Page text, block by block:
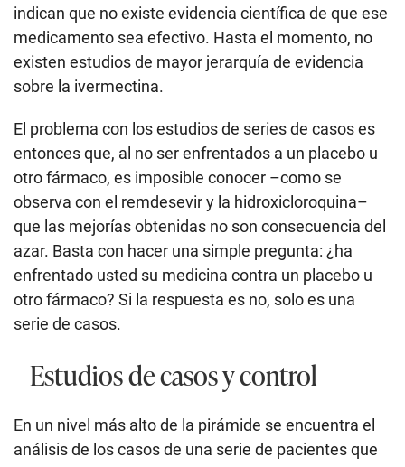
indican que no existe evidencia científica de que ese
medicamento sea efectivo. Hasta el momento, no
existen estudios de mayor jerarquía de evidencia
sobre la ivermectina.
El problema con los estudios de series de casos es
entonces que, al no ser enfrentados a un placebo u
otro fármaco, es imposible conocer –como se
observa con el remdesevir y la hidroxicloroquina–
que las mejorías obtenidas no son consecuencia del
azar. Basta con hacer una simple pregunta: ¿ha
enfrentado usted su medicina contra un placebo u
otro fármaco? Si la respuesta es no, solo es una
serie de casos.
—Estudios de casos y control—
En un nivel más alto de la pirámide se encuentra el
análisis de los casos de una serie de pacientes que